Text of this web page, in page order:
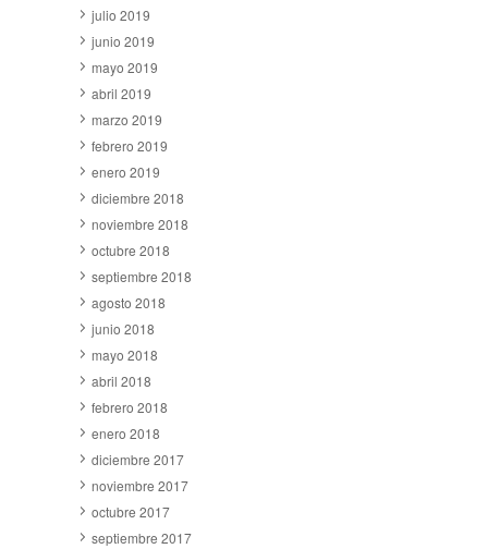
julio 2019
junio 2019
mayo 2019
abril 2019
marzo 2019
febrero 2019
enero 2019
diciembre 2018
noviembre 2018
octubre 2018
septiembre 2018
agosto 2018
junio 2018
mayo 2018
abril 2018
febrero 2018
enero 2018
diciembre 2017
noviembre 2017
octubre 2017
septiembre 2017